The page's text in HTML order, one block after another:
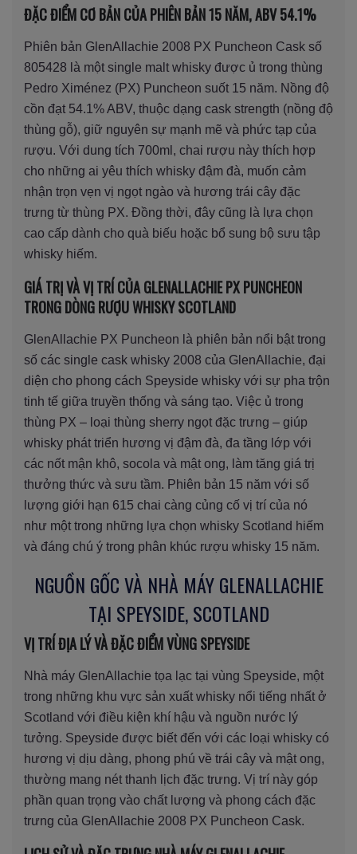
ĐẶC ĐIỂM CƠ BẢN CỦA PHIÊN BẢN 15 NĂM, ABV 54.1%
Phiên bản GlenAllachie 2008 PX Puncheon Cask số
805428 là một single malt whisky được ủ trong thùng
Pedro Ximénez (PX) Puncheon suốt 15 năm. Nồng độ
cồn đạt 54.1% ABV, thuộc dạng cask strength (nồng độ
thùng gỗ), giữ nguyên sự mạnh mẽ và phức tạp của
rượu. Với dung tích 700ml, chai rượu này thích hợp
cho những ai yêu thích whisky đậm đà, muốn cảm
nhận trọn vẹn vị ngọt ngào và hương trái cây đặc
trưng từ thùng PX. Đồng thời, đây cũng là lựa chọn
cao cấp dành cho quà biếu hoặc bổ sung bộ sưu tập
whisky hiếm.
GIÁ TRỊ VÀ VỊ TRÍ CỦA GLENALLACHIE PX PUNCHEON
TRONG DÒNG RƯỢU WHISKY SCOTLAND
GlenAllachie PX Puncheon là phiên bản nổi bật trong
số các single cask whisky 2008 của GlenAllachie, đại
diện cho phong cách Speyside whisky với sự pha trộn
tinh tế giữa truyền thống và sáng tạo. Việc ủ trong
thùng PX – loại thùng sherry ngọt đặc trưng – giúp
whisky phát triển hương vị đậm đà, đa tầng lớp với
các nốt mận khô, socola và mật ong, làm tăng giá trị
thưởng thức và sưu tầm. Phiên bản 15 năm với số
lượng giới hạn 615 chai càng củng cố vị trí của nó
như một trong những lựa chọn whisky Scotland hiếm
và đáng chú ý trong phân khúc rượu whisky 15 năm.
NGUỒN GỐC VÀ NHÀ MÁY GLENALLACHIE
TẠI SPEYSIDE, SCOTLAND
VỊ TRÍ ĐỊA LÝ VÀ ĐẶC ĐIỂM VÙNG SPEYSIDE
Nhà máy GlenAllachie tọa lạc tại vùng Speyside, một
trong những khu vực sản xuất whisky nổi tiếng nhất ở
Scotland với điều kiện khí hậu và nguồn nước lý
tưởng. Speyside được biết đến với các loại whisky có
hương vị dịu dàng, phong phú về trái cây và mật ong,
thường mang nét thanh lịch đặc trưng. Vị trí này góp
phần quan trọng vào chất lượng và phong cách đặc
trưng của GlenAllachie 2008 PX Puncheon Cask.